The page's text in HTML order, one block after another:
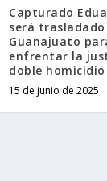
Capturado
será trasladado
Guanajuato
enfrentar la
doble homicidio
15 de junio de 2025